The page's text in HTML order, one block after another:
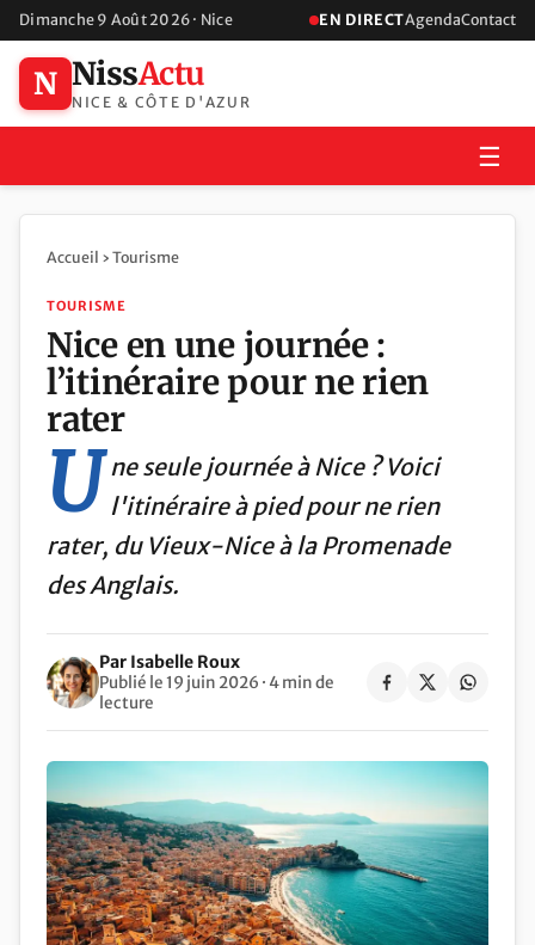
Dimanche 9 Août 2026 · Nice EN DIRECTAgendaContact
N NissActu
NICE & CÔTE D'AZUR
☰
Accueil › Tourisme
TOURISME
Nice en une journée :
l’itinéraire pour ne rien
rater
U ne seule journée à Nice ? Voici
l'itinéraire à pied pour ne rien
rater, du Vieux-Nice à la Promenade
des Anglais.
Par Isabelle Roux
Publié le 19 juin 2026 · 4 min de
lecture